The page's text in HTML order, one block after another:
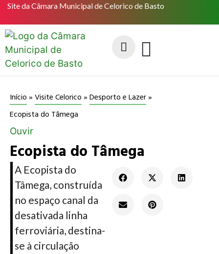
Site da Câmara Municipal de Celorico de Basto
Início»Visite Celorico»Desporto e Lazer»
Ecopista do Tâmega
Ouvir
Ecopista do Tâmega
A Ecopista do
Tâmega, construída
no espaço canal da
desativada linha
ferroviária, destina-
se à circulação